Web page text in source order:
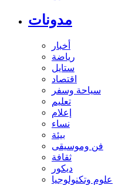
مدونات
أخبار
رياضة
ستايل
اقتصاد
سياحة وسفر
تعليم
إعلام
نساء
بيئة
فن وموسيقى
ثقافة
ديكور
علوم وتكنولوجيا